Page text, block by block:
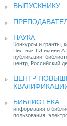
ВЫПУСКНИКУ
НАУКА
Конкурсы и гранты,
Вестник ТИ имени
публикации,
центр, Российский
ЦЕНТР
БИБЛИОТЕКА
информация о
пользования,